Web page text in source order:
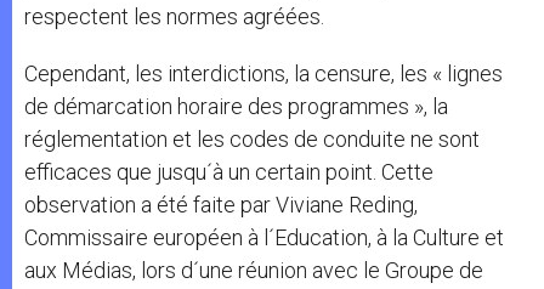
respectent les normes agréées.
Cependant, les interdictions, la censure, les « lignes
de démarcation horaire des programmes », la
réglementation et les codes de conduite ne sont
efficaces que jusqu´à un certain point. Cette
observation a été faite par Viviane Reding,
Commissaire européen à l´Education, à la Culture et
aux Médias, lors d´une réunion avec le Groupe de